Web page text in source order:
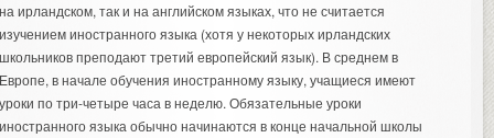
ирландском, так и на английском языках, что не считается
иностранного языка (хотя у некоторых ирландских
преподают третий европейский язык). В среднем в
в начале обучения иностранному языку, учащиеся имеют
по три-четыре часа в неделю. Обязательные уроки
языка обычно начинаются в конце начальной школы